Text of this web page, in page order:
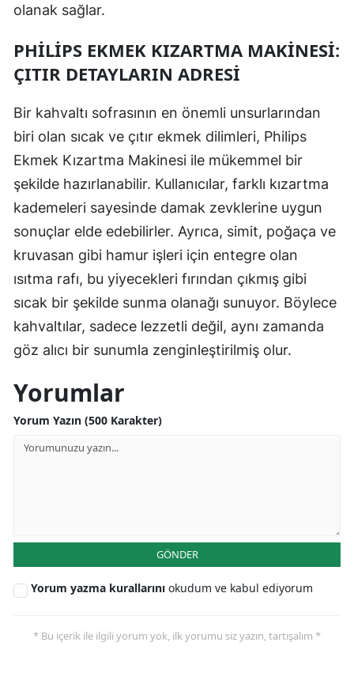
olanak sağlar.
PHILIPS EKMEK KIZARTMA MAKINESI:
ÇITIR DETAYLARIN ADRESI
Bir kahvaltı sofrasının en önemli unsurlarından
biri olan sıcak ve çıtır ekmek dilimleri, Philips
Ekmek Kızartma Makinesi ile mükemmel bir
şekilde hazırlanabilir. Kullanıcılar, farklı kızartma
kademeleri sayesinde damak zevklerine uygun
sonuçlar elde edebilirler. Ayrıca, simit, poğaça ve
kruvasan gibi hamur işleri için entegre olan
ısıtma rafı, bu yiyecekleri fırından çıkmış gibi
sıcak bir şekilde sunma olanağı sunuyor. Böylece
kahvaltılar, sadece lezzetli değil, aynı zamanda
göz alıcı bir sunumla zenginleştirilmiş olur.
Yorumlar
Yorum Yazın (500 Karakter)
GÖNDER
Yorum yazma kurallarını okudum ve kabul ediyorum
* Bu içerik ile ilgili yorum yok, ilk yorumu siz yazın, tartışalım *